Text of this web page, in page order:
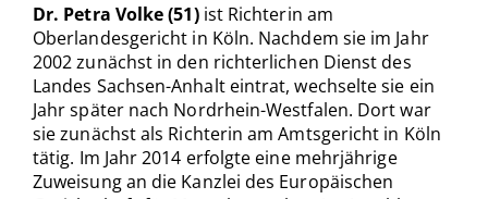
Dr. Petra Volke (51)ist Richterin am
Oberlandesgericht in Köln. Nachdem sie im Jahr
2002 zunächst in den richterlichen Dienst des
Landes Sachsen-Anhalt eintrat, wechselte sie ein
Jahr später nach Nordrhein-Westfalen. Dort war
sie zunächst als Richterin am Amtsgericht in Köln
tätig. Im Jahr 2014 erfolgte eine mehrjährige
Zuweisung an die Kanzlei des Europäischen